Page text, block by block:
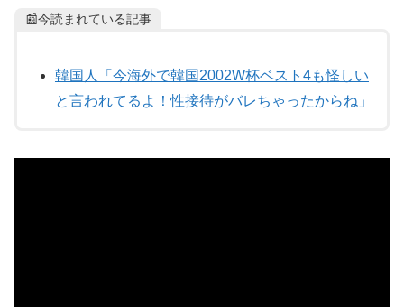
📰今読まれている記事
韓国人「今海外で韓国2002W杯ベスト4も怪しい
と言われてるよ！性接待がバレちゃったからね」